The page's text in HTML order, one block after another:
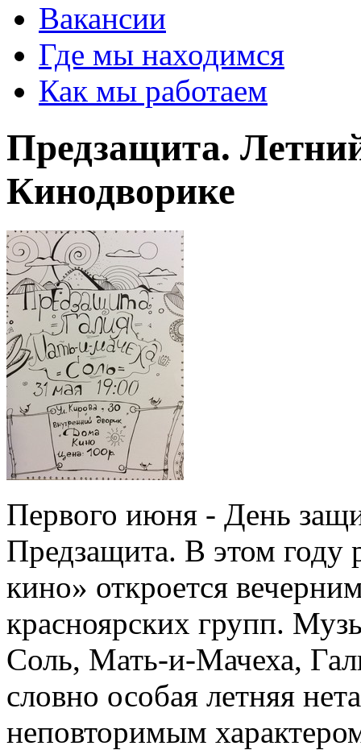
Вакансии
Где мы находимся
Как мы работаем
Предзащита.
Кинодворике
Первого июня - День
Предзащита. В этом году
кино» откроется
красноярских групп.
Соль, Мать-и-Мачеха,
словно особая летняя
неповторимым